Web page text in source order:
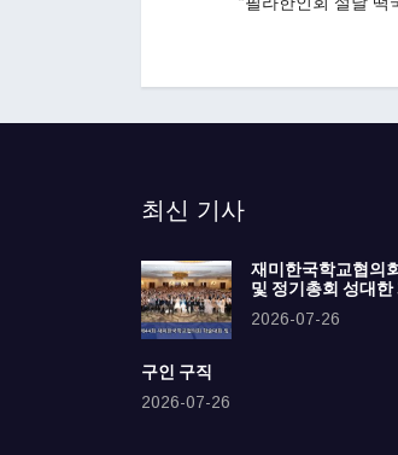
최신 기사
재미한국학교협의
및 정기총회 성대한
2026-07-26
구인 구직
2026-07-26